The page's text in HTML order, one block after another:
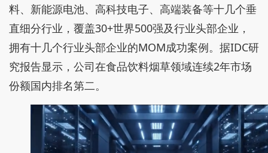
料、新能源电池、高科技电子、高端装备等十几个垂
直细分行业，覆盖30+世界500强及行业头部企业，
拥有十几个行业头部企业的MOM成功案例。据IDC研
究报告显示，公司在食品饮料烟草领域连续2年市场
份额国内排名第二。